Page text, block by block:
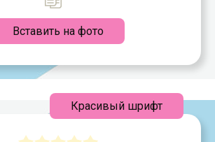
Вставить на фото
Красивый шрифт